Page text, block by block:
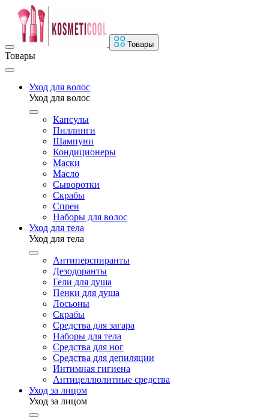
Товары
Товары
Уход для волос
Уход для волос
Капсулы
Пиллинги
Шампуни
Кондиционеры
Маски
Масло
Сыворотки
Скрабы
Спреи
Наборы для волос
Уход для тела
Уход для тела
Антиперспиранты
Дезодоранты
Гели для душа
Пенки для душа
Лосьоны
Скрабы
Средства для загара
Наборы для тела
Средства для ног
Средства для депиляции
Интимная гигиена
Антицеллюлитные средства
Уход за лицом
Уход за лицом